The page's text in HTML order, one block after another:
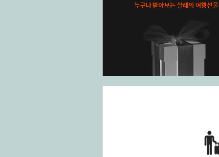
누구나 받아보는 샬레의 여행선물